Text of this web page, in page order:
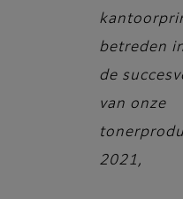
betreden
de
van onze
2021,